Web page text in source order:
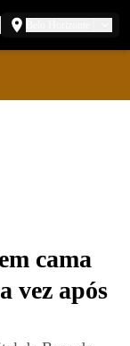
cama
vez após